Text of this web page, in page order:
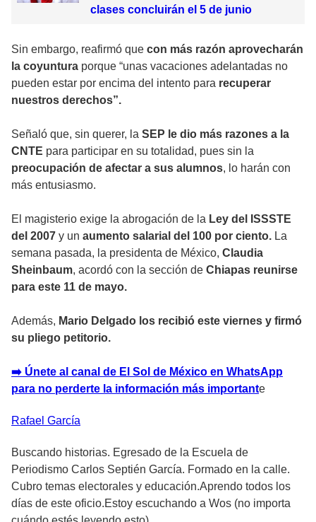
clases concluirán el 5 de junio
Sin embargo, reafirmó que con más razón aprovecharán
la coyuntura porque “unas vacaciones adelantadas no
pueden estar por encima del intento para recuperar
nuestros derechos”.
Señaló que, sin querer, la SEP le dio más razones a la
CNTE para participar en su totalidad, pues sin la
preocupación de afectar a sus alumnos, lo harán con
más entusiasmo.
El magisterio exige la abrogación de la Ley del ISSSTE
del 2007 y un aumento salarial del 100 por ciento. La
semana pasada, la presidenta de México, Claudia
Sheinbaum, acordó con la sección de Chiapas reunirse
para este 11 de mayo.
Además, Mario Delgado los recibió este viernes y firmó
su pliego petitorio.
➡️ Únete al canal de El Sol de México en WhatsApp
para no perderte la información más importante
Rafael García
Buscando historias. Egresado de la Escuela de
Periodismo Carlos Septién García. Formado en la calle.
Cubro temas electorales y educación.Aprendo todos los
días de este oficio.Estoy escuchando a Wos (no importa